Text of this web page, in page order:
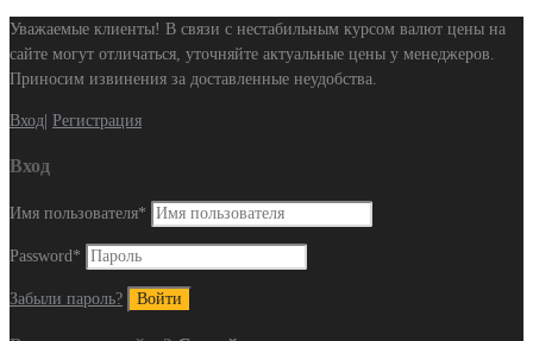
Уважаемые клиенты! В связи с нестабильным курсом валют цены на
сайте могут отличаться, уточняйте актуальные цены у менеджеров.
Приносим извинения за доставленные неудобства.
Вход Регистрация
Вход
Имя пользователя*
Password *
Забыли пароль?